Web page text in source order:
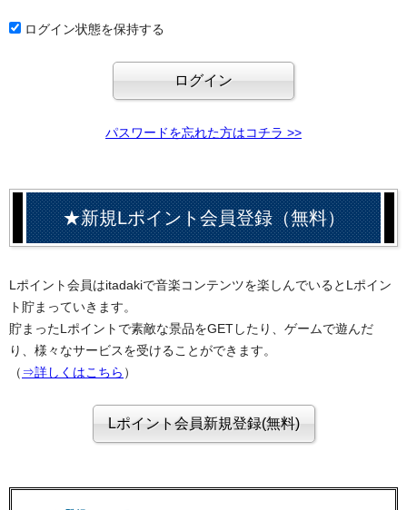
ログイン状態を保持する
パスワードを忘れた方はコチラ >>
★新規Lポイント会員登録（無料）
Lポイント会員はitadakiで音楽コンテンツを楽しんでいるとLポイン
ト貯まっていきます。
貯まったLポイントで素敵な景品をGETしたり、ゲームで遊んだ
り、様々なサービスを受けることができます。
（ ⇒詳しくはこちら ）